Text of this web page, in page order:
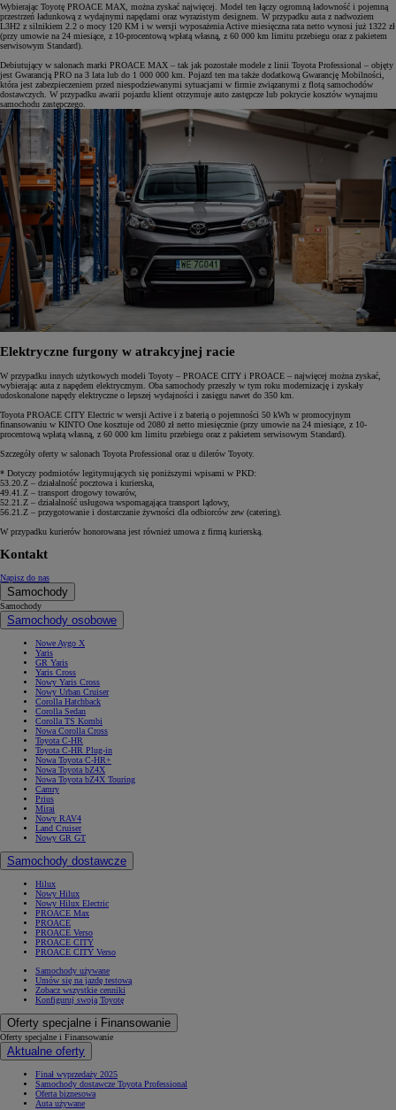
Wybierając Toyotę PROACE MAX, można zyskać najwięcej. Model ten łączy ogromną ładowność i pojemną
przestrzeń ładunkową z wydajnymi napędami oraz wyrazistym designem. W przypadku auta z nadwoziem
L3H2 z silnikiem 2.2 o mocy 120 KM i w wersji wyposażenia Active miesięczna rata netto wynosi już 1322 zł
(przy umowie na 24 miesiące, z 10-procentową wpłatą własną, z 60 000 km limitu przebiegu oraz z pakietem
serwisowym Standard).
Debiutujący w salonach marki PROACE MAX – tak jak pozostałe modele z linii Toyota Professional – objęty
jest Gwarancją PRO na 3 lata lub do 1 000 000 km. Pojazd ten ma także dodatkową Gwarancję Mobilności,
która jest zabezpieczeniem przed niespodziewanymi sytuacjami w firmie związanymi z flotą samochodów
dostawczych. W przypadku awarii pojazdu klient otrzymuje auto zastępcze lub pokrycie kosztów wynajmu
samochodu zastępczego.
Elektryczne furgony w atrakcyjnej racie
W przypadku innych użytkowych modeli Toyoty – PROACE CITY i PROACE – najwięcej można zyskać,
wybierając auta z napędem elektrycznym. Oba samochody przeszły w tym roku modernizację i zyskały
udoskonalone napędy elektryczne o lepszej wydajności i zasięgu nawet do 350 km.
Toyota PROACE CITY Electric w wersji Active i z baterią o pojemności 50 kWh w promocyjnym
finansowaniu w KINTO One kosztuje od 2080 zł netto miesięcznie (przy umowie na 24 miesiące, z 10-
procentową wpłatą własną, z 60 000 km limitu przebiegu oraz z pakietem serwisowym Standard).
Szczegóły oferty w salonach Toyota Professional oraz u dilerów Toyoty.
* Dotyczy podmiotów legitymujących się poniższymi wpisami w PKD:
53.20.Z – działalność pocztowa i kurierska,
49.41.Z – transport drogowy towarów,
52.21.Z – działalność usługowa wspomagająca transport lądowy,
56.21.Z – przygotowanie i dostarczanie żywności dla odbiorców zew (catering).
W przypadku kurierów honorowana jest również umowa z firmą kurierską.
Kontakt
Napisz do nas
Samochody
Samochody
Samochody osobowe
Nowe Aygo X
Yaris
GR Yaris
Yaris Cross
Nowy Yaris Cross
Nowy Urban Cruiser
Corolla Hatchback
Corolla Sedan
Corolla TS Kombi
Nowa Corolla Cross
Toyota C-HR
Toyota C-HR Plug-in
Nowa Toyota C-HR+
Nowa Toyota bZ4X
Nowa Toyota bZ4X Touring
Camry
Prius
Mirai
Nowy RAV4
Land Cruiser
Nowy GR GT
Samochody dostawcze
Hilux
Nowy Hilux
Nowy Hilux Electric
PROACE Max
PROACE
PROACE Verso
PROACE CITY
PROACE CITY Verso
Samochody używane
Umów się na jazdę testową
Zobacz wszystkie cenniki
Konfiguruj swoją Toyotę
Oferty specjalne i Finansowanie
Oferty specjalne i Finansowanie
Aktualne oferty
Finał wyprzedaży 2025
Samochody dostawcze Toyota Professional
Oferta biznesowa
Auta używane